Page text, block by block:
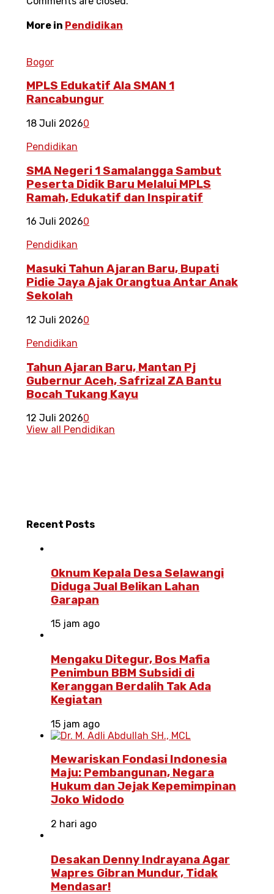
More in Pendidikan
Bogor
MPLS Edukatif Ala SMAN 1
Rancabungur
18 Juli 20260
Pendidikan
SMA Negeri 1 Samalangga Sambut
Peserta Didik Baru Melalui MPLS
Ramah, Edukatif dan Inspiratif
16 Juli 20260
Pendidikan
Masuki Tahun Ajaran Baru, Bupati
Pidie Jaya Ajak Orangtua Antar Anak
Sekolah
12 Juli 20260
Pendidikan
Tahun Ajaran Baru, Mantan Pj
Gubernur Aceh, Safrizal ZA Bantu
Bocah Tukang Kayu
12 Juli 20260
View all Pendidikan
Recent Posts
Oknum Kepala Desa Selawangi
Diduga Jual Belikan Lahan
Garapan
15 jam ago
Mengaku Ditegur, Bos Mafia
Penimbun BBM Subsidi di
Keranggan Berdalih Tak Ada
Kegiatan
15 jam ago
Mewariskan Fondasi Indonesia
Maju: Pembangunan, Negara
Hukum dan Jejak Kepemimpinan
Joko Widodo
2 hari ago
Desakan Denny Indrayana Agar
Wapres Gibran Mundur, Tidak
Mendasar!